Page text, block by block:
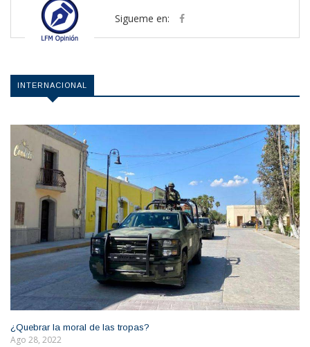
Sigueme en:
INTERNACIONAL
¿Quebrar la moral de las tropas?
Ago 28, 2022